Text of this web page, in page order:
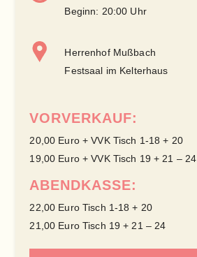
Beginn: 20:00 Uhr
Herrenhof Mußbach
Festsaal im Kelterhaus
VORVERKAUF:
20,00 Euro + VVK Tisch 1-18 + 20
19,00 Euro + VVK Tisch 19 + 21 – 24
ABENDKASSE:
22,00 Euro Tisch 1-18 + 20
21,00 Euro Tisch 19 + 21 – 24